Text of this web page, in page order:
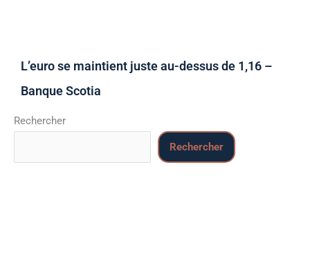
L’euro se maintient juste au-dessus de 1,16 –
Banque Scotia
Rechercher
Rechercher